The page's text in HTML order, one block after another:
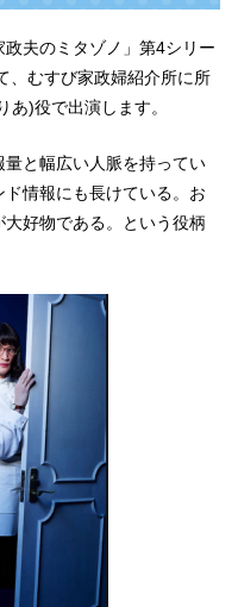
夫のミタゾノ」第4シリー
、むすび家政婦紹介所に所
)役で出演します。
と幅広い人脈を持ってい
情報にも長けている。お
好物である。という役柄